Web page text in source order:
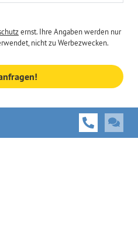
ernst. Ihre Angaben werden nur
nicht zu Werbezwecken.